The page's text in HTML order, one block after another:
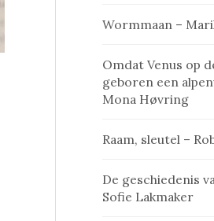
Wormmaan –
Omdat Venus op
geboren een
Mona Høvring
Raam, sleutel –
De geschiedenis
Sofie Lakmaker